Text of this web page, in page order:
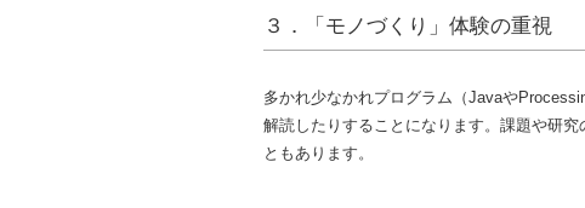
３．「モノづくり」体験の重視
多かれ少なかれプログラム（Javaや
解読したりすることになります。課題や研
ともあります。